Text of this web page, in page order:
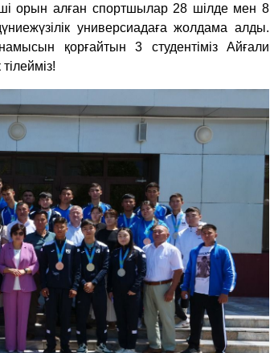
орын алған спортшылар 28 шілде мен 8
универсиадаға жолдама алды.
қорғайтын 3 студентіміз Айғали
тілейміз!